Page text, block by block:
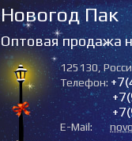
Новогод Пак
Оптовая продажа
125130,
Телефон:
E-Mail: